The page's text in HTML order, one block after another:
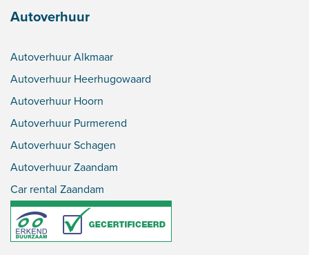
Autoverhuur
Autoverhuur Alkmaar
Autoverhuur Heerhugowaard
Autoverhuur Hoorn
Autoverhuur Purmerend
Autoverhuur Schagen
Autoverhuur Zaandam
Car rental Zaandam